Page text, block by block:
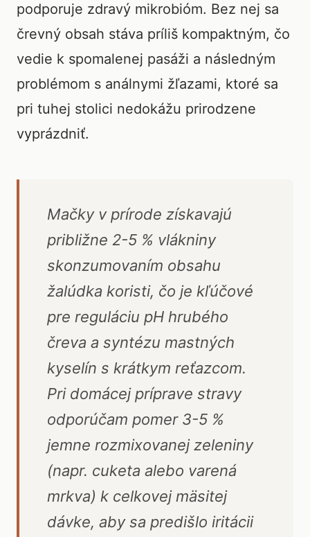
podporuje zdravý mikrobióm. Bez nej sa
črevný obsah stáva príliš kompaktným, čo
vedie k spomalenej pasáži a následným
problémom s análnymi žľazami, ktoré sa
pri tuhej stolici nedokážu prirodzene
vyprázdniť.
Mačky v prírode získavajú
približne 2-5 % vlákniny
skonzumovaním obsahu
žalúdka koristi, čo je kľúčové
pre reguláciu pH hrubého
čreva a syntézu mastných
kyselín s krátkym reťazcom.
Pri domácej príprave stravy
odporúčam pomer 3-5 %
jemne rozmixovanej zeleniny
(napr. cuketa alebo varená
mrkva) k celkovej mäsitej
dávke, aby sa predišlo iritácii